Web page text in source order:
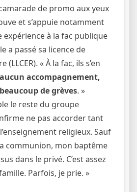
de promo aux yeux
et s’appuie notamment
expérience à la fac publique
a passé sa licence de
« À la fac, ils s’en
accompagnement,
de grèves. »
le reste du groupe
ne pas accorder tant
religieux. Sauf
communion, mon baptême
dans le privé. C’est assez
Parfois, je prie. »